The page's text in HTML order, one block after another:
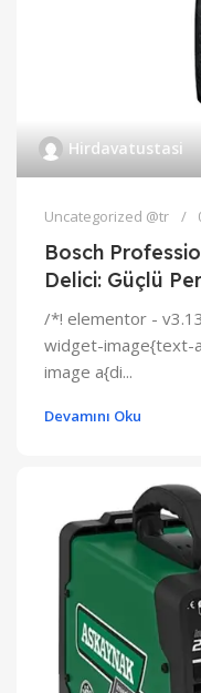
Hirdavatustasi
Uncategorized @tr
Bosch
Delici: Güçlü
/*! elementor -
widget-image{text-
image a{di...
Devamını Oku